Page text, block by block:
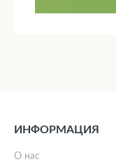
ИНФОРМАЦИЯ
О нас